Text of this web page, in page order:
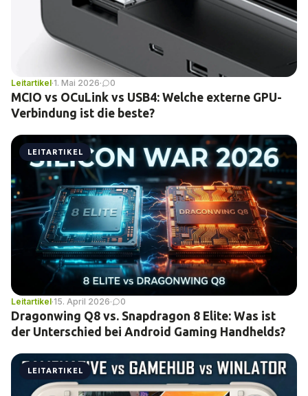
Leitartikel·1. Mai 2026· 0
MCIO vs OCuLink vs USB4: Welche externe GPU-
Verbindung ist die beste?
LEITARTIKEL
Leitartikel·15. April 2026· 0
Dragonwing Q8 vs. Snapdragon 8 Elite: Was ist
der Unterschied bei Android Gaming Handhelds?
LEITARTIKEL